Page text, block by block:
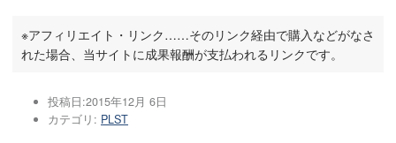
※アフィリエイト・リンク……そのリンク経由で購入などがなさ
れた場合、当サイトに成果報酬が支払われるリンクです。
投稿日:2015年12月 6日
カテゴリ: PLST